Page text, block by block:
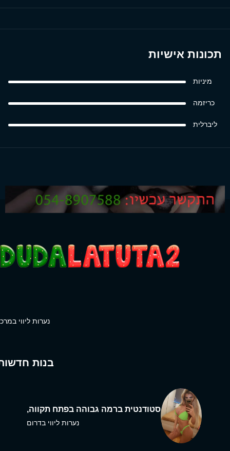
תכונות אישיות
מיניות
כריזמה
ליברלית
נערות ליווי
בנות
סטודנטית ברמה גבוהה בפתח תקווה,
נערות ליווי בדרום